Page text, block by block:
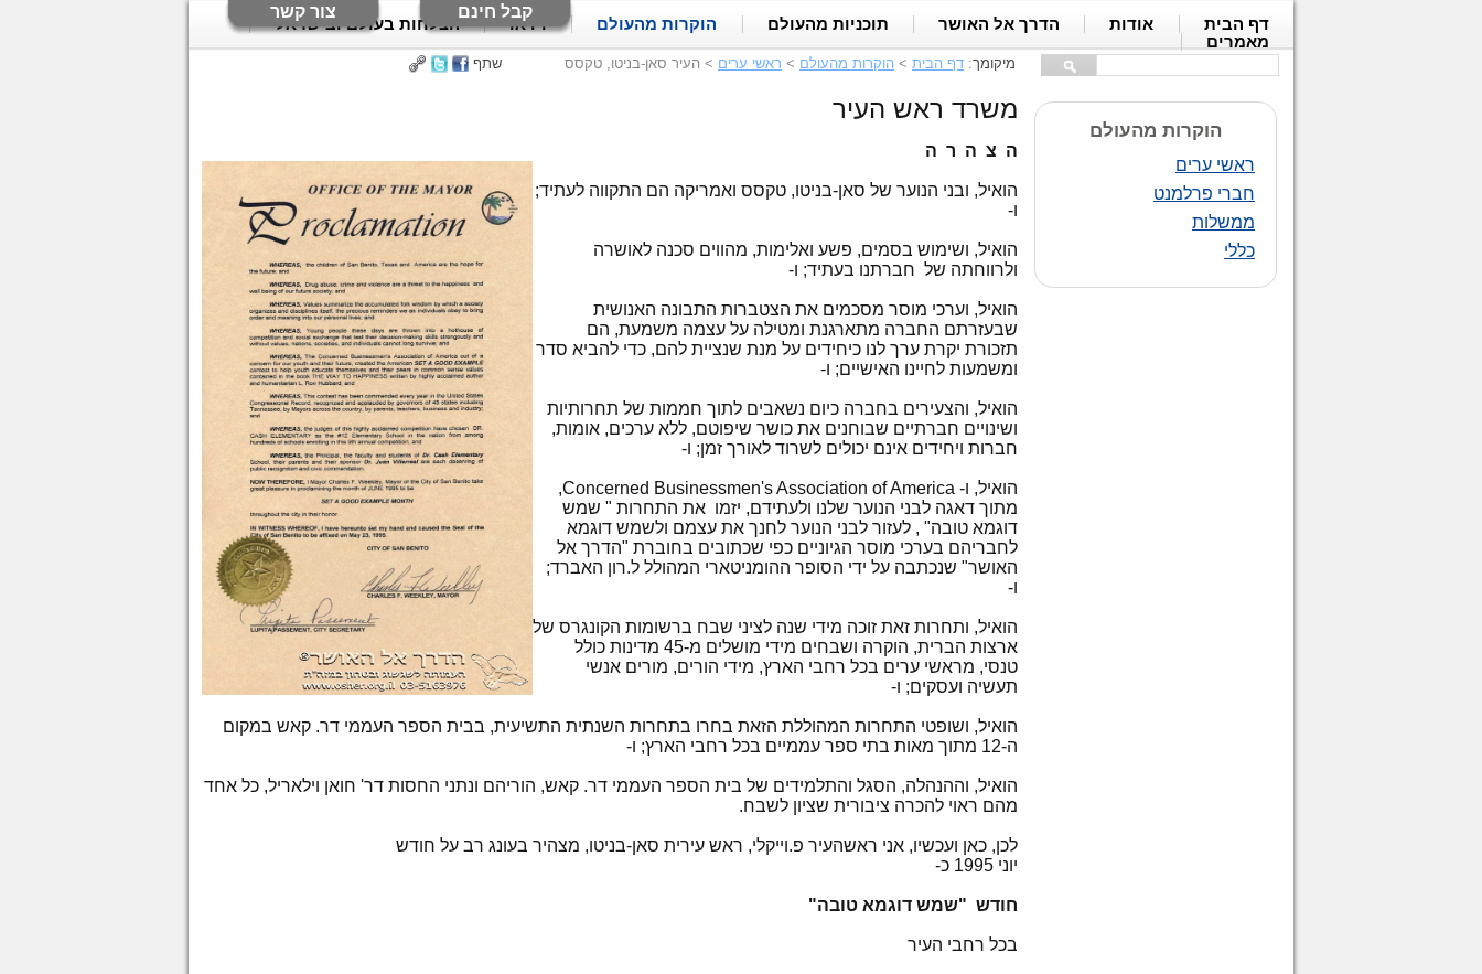
צור קשר קבל חינם
דף הבית אודות הדרך אל האושר תוכניות מהעולם הוקרות מהעולם וידאו
הצלחות בעולם ובישראל
מאמרים
שתף מיקומך: דף הבית > הוקרות מהעולם > ראשי ערים > העיר סאן-בניטו, טקסס
הוקרות מהעולם
ראשי ערים
חברי פרלמנט
ממשלות
כללי
משרד ראש העיר
ה צ ה ר ה
הואיל, ובני הנוער של סאן-בניטו, טקסס ואמריקה הם התקווה לעתיד;
ו-
הואיל, ושימוש בסמים, פשע ואלימות, מהווים סכנה לאושרה
ולרווחתה של חברתנו בעתיד; ו-
הואיל, וערכי מוסר מסכמים את הצטברות התבונה האנושית
שבעזרתם החברה מתארגנת ומטילה על עצמה משמעת, הם
תזכורת יקרת ערך לנו כיחידים על מנת שנציית להם, כדי להביא סדר
ומשמעות לחיינו האישיים; ו-
הואיל, והצעירים בחברה כיום נשאבים לתוך חממות של תחרותיות
ושינויים חברתיים שבוחנים את כושר שיפוטם, ללא ערכים, אומות,
חברות ויחידים אינם יכולים לשרוד לאורך זמן; ו-
הואיל, ו- Concerned Businessmen's Association of America,
מתוך דאגה לבני הנוער שלנו ולעתידם, יזמו את התחרות " שמש
דוגמא טובה" , לעזור לבני הנוער לחנך את עצמם ולשמש דוגמא
לחבריהם בערכי מוסר הגיוניים כפי שכתובים בחוברת "הדרך אל
האושר" שנכתבה על ידי הסופר ההומניטארי המהולל ל.רון האברד;
ו-
הואיל, ותחרות זאת זוכה מידי שנה לציני שבח ברשומות הקונגרס של
ארצות הברית, הוקרה ושבחים מידי מושלים מ-45 מדינות כולל
טנסי, מראשי ערים בכל רחבי הארץ, מידי הורים, מורים אנשי
תעשיה ועסקים; ו-
הואיל, ושופטי התחרות המהוללת הזאת בחרו בתחרות השנתית התשיעית, בבית הספר העממי דר. קאש במקום
ה-12 מתוך מאות בתי ספר עממיים בכל רחבי הארץ; ו-
הואיל, וההנהלה, הסגל והתלמידים של בית הספר העממי דר. קאש, הוריהם ונתני החסות דר' חואן וילאריל, כל אחד
מהם ראוי להכרה ציבורית שציון לשבח.
לכן, כאן ועכשיו, אני ראשהעיר פ.וייקלי, ראש עירית סאן-בניטו, מצהיר בעונג רב על חודש
יוני 1995 כ-
חודש "שמש דוגמא טובה"
בכל רחבי העיר